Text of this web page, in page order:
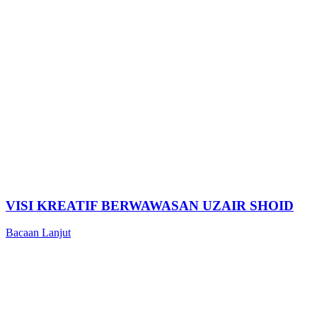
VISI KREATIF BERWAWASAN UZAIR SHOID
Bacaan Lanjut